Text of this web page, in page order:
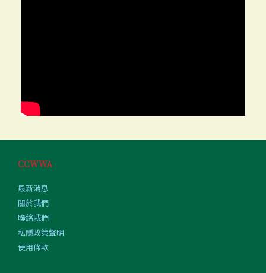
CCWWA
最新消息
關於我們
聯絡我們
私隱政策聲明
使用條款